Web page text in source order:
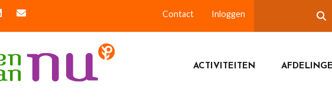
Contact Inloggen
ACTIVITEITEN